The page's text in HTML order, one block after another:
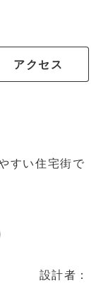
アクセス
すい住宅街で
設計者：